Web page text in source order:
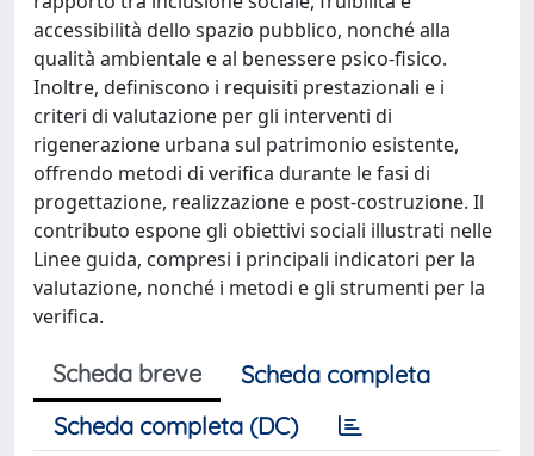
accessibilità dello spazio pubblico, nonché alla
qualità ambientale e al benessere psico-fisico.
Inoltre, definiscono i requisiti prestazionali e i
criteri di valutazione per gli interventi di
rigenerazione urbana sul patrimonio esistente,
offrendo metodi di verifica durante le fasi di
progettazione, realizzazione e post-costruzione. Il
contributo espone gli obiettivi sociali illustrati nelle
Linee guida, compresi i principali indicatori per la
valutazione, nonché i metodi e gli strumenti per la
verifica.
Scheda breve
Scheda completa
Scheda completa (DC)